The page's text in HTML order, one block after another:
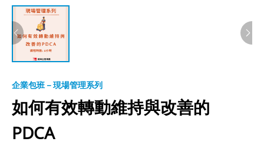
企業包班－現場管理系列
如何有效轉動維持與改善的
PDCA